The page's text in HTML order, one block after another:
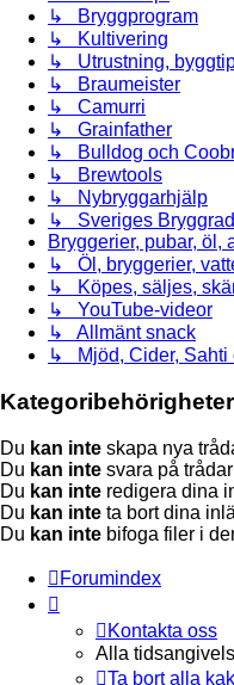
↳ Bryggprogram
↳ Kultivering
↳ Utrustning,
↳ Braumeister
↳ Camurri
↳ Grainfather
↳ Bulldog och
↳ Brewtools
↳ Nybryggarhjälp
↳ Sveriges
Bryggerier, pubar, öl,
↳ Öl, bryggerier,
↳ Köpes, säljes,
↳ YouTube-videor
↳ Allmänt snack
↳ Mjöd, Cider, Sahti
Kategoribehörigheter
Du kan inte skapa nya
Du kan inte svara på
Du kan inte redigera dina
Du kan inte ta bort dina
Du kan inte bifoga filer i
Forumindex
Kontakta oss
Alla
Ta bort alla